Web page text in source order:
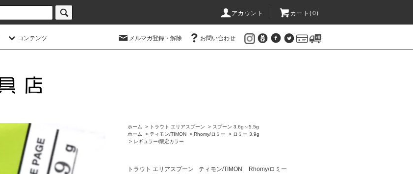
アカウント カート(0)
コンテンツ メルマガ登録・解除 お問い合わせ
ホーム > トラウト エリアスプーン > スプーン 3.6g～5.5g
ホーム
> ティモン/TIMON > Rhomy/ロミー > ロミー 3.9g
> レギュラー/限定カラー
トラウト エリアスプーン ティモン/TIMON
Rhomy/ロミー